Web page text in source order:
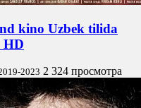
kino Uzbek tilida
HD
2023 2 324 просмотра